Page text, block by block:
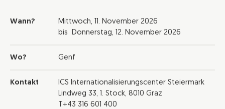
Wann? Mittwoch, 11. November 2026
bis Donnerstag, 12. November 2026
Wo? Genf
Kontakt
ICS Internationalisierungscenter Steiermark
Lindweg 33, 1. Stock, 8010 Graz
T+43 316 601 400